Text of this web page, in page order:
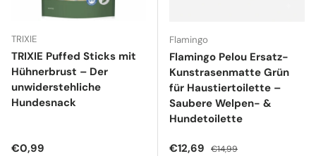
TRIXIE
TRIXIE Puffed Sticks mit
Hühnerbrust – Der
unwiderstehliche
Hundesnack
Normaler Preis
€0,99
Flamingo
Flamingo Pelou Ersatz-
Kunstrasenmatte Grün
für Haustiertoilette –
Saubere Welpen- &
Hundetoilette
Verkaufspreis
€12,69 Normaler Preis
€14,99